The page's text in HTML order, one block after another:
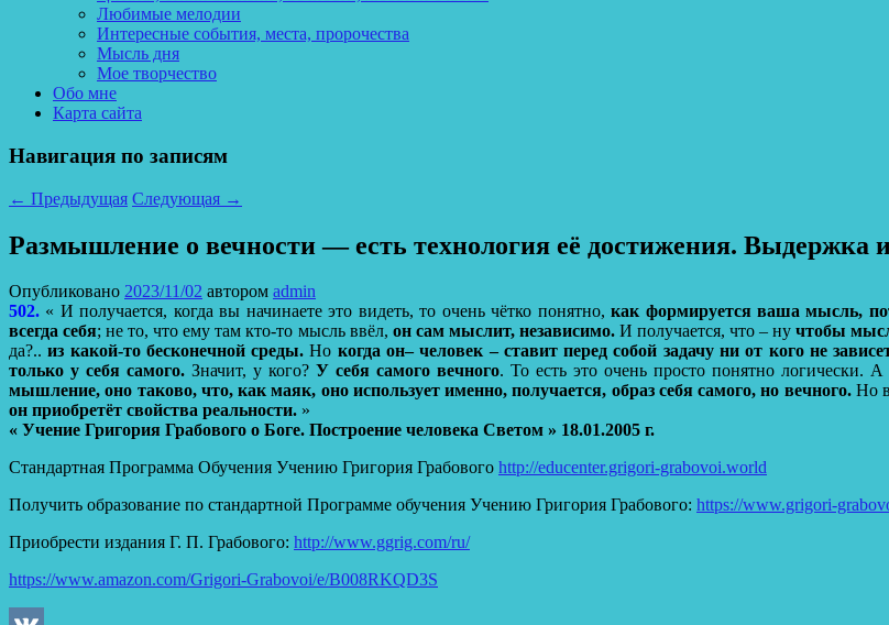
Любимые мелодии
Интересные события, места, пророчества
Мысль дня
Мое творчество
Обо мне
Карта сайта
Навигация по записям
← Предыдущая Следующая →
Размышление о вечности — есть технология её достижения. Выдержка
Опубликовано 2023/11/02 автором admin
502. « И получается, когда вы начинаете это видеть, то очень чётко понятно, как формируется ваша мысль,
всегда себя; не то, что ему там кто-то мысль ввёл, он сам мыслит, независимо.И получается, что – нучтобы
да?..из какой-то бесконечной среды. Но когда он– человек – ставит перед собой задачу ни от кого не
только у себя самого. Значит, у кого? У себя самого вечного. То есть это очень просто понятно логически. А
мышление, оно таково, что, как маяк, оно использует именно, получается, образ себя самого, но вечного.Но
он приобретёт свойства реальности. »
« Учение Григория Грабового о Боге. Построение человека Светом » 18.01.2005 г.
Стандартная Программа Обучения Учению Григория Грабового http://educenter.grigori-grabovoi.world
Получить образование по стандартной Программе обучения Учению Григория Грабового: https://www.grigori-
Приобрести издания Г. П. Грабового: http://www.ggrig.com/ru/
https://www.amazon.com/Grigori-Grabovoi/e/B008RKQD3S